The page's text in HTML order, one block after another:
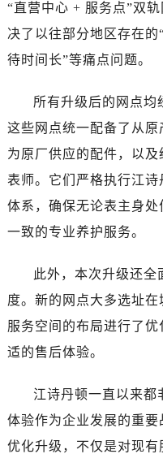
“直营中心 + 服务点”双
决了以往部分地区存在
待时间长”等痛点问题。
所有升级后的网点均
这些网点统一配备了从
为原厂供应的配件，以
表师。它们严格执行江
体系，确保无论表主身
一致的专业养护服务。
此外，本次升级还全
度。新的网点大多选址
服务空间的布局进行了
适的售后体验。
江诗丹顿一直以来都
体验作为企业发展的重
优化升级，不仅是对现